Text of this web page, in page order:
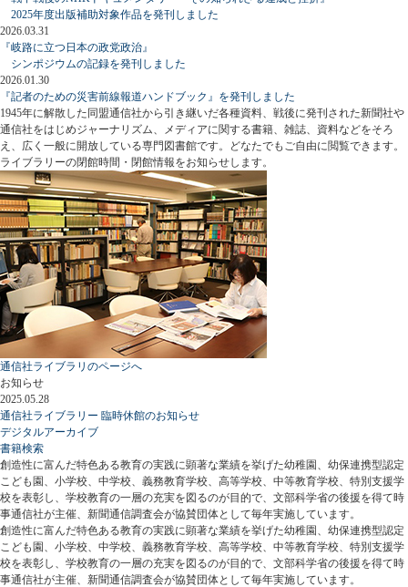
2025年度出版補助対象作品を発刊しました
2026.03.31
『岐路に立つ日本の政党政治』
シンポジウムの記録を発刊しました
2026.01.30
『記者のための災害前線報道ハンドブック』を発刊しました
1945年に解散した同盟通信社から引き継いだ各種資料、戦後に発刊された新聞社や
通信社をはじめジャーナリズム、メディアに関する書籍、雑誌、資料などをそろ
え、広く一般に開放している専門図書館です。どなたでもご自由に閲覧できます。
ライブラリーの閉館時間・閉館情報をお知らせします。
通信社ライブラリのページへ
お知らせ
2025.05.28
通信社ライブラリー 臨時休館のお知らせ
デジタルアーカイブ
書籍検索
創造性に富んだ特色ある教育の実践に顕著な業績を挙げた幼稚園、幼保連携型認定
こども園、小学校、中学校、義務教育学校、高等学校、中等教育学校、特別支援学
校を表彰し、学校教育の一層の充実を図るのが目的で、文部科学省の後援を得て時
事通信社が主催、新聞通信調査会が協賛団体として毎年実施しています。
創造性に富んだ特色ある教育の実践に顕著な業績を挙げた幼稚園、幼保連携型認定
こども園、小学校、中学校、義務教育学校、高等学校、中等教育学校、特別支援学
校を表彰し、学校教育の一層の充実を図るのが目的で、文部科学省の後援を得て時
事通信社が主催、新聞通信調査会が協賛団体として毎年実施しています。